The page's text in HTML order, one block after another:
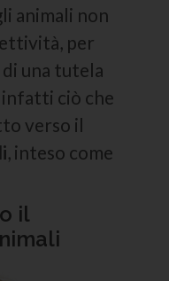
animali non
per
una tutela
ciò che
verso il
, inteso come
il